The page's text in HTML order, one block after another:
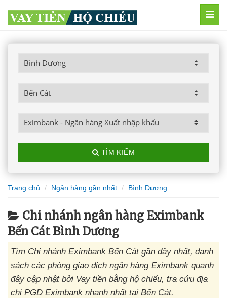
TÌM KIẾM
Trang chủ Ngân hàng gần nhất Bình Dương
Chi nhánh ngân hàng Eximbank
Bến Cát Bình Dương
Tìm Chi nhánh Eximbank Bến Cát gần đây nhất, danh
sách các phòng giao dịch ngân hàng Eximbank quanh
đây cập nhật bởi Vay tiền bằng hộ chiếu, tra cứu địa
chỉ PGD Eximbank nhanh nhất tại Bến Cát.